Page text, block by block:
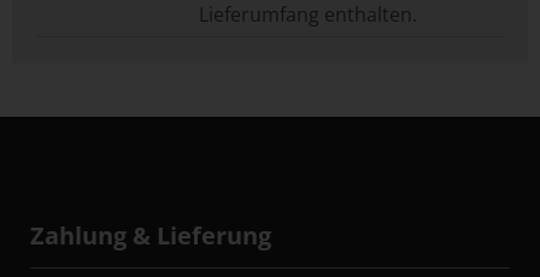
Lieferumfang enthalten.
Zahlung & Lieferung